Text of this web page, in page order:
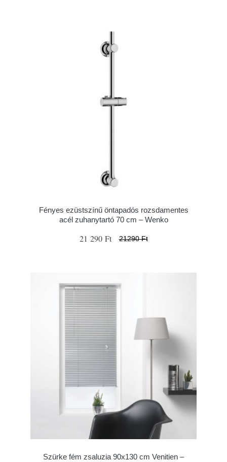
Fényes ezüstszínű öntapadós rozsdamentes
acél zuhanytartó 70 cm – Wenko
21 290 Ft 21290 Ft
Szürke fém zsaluzia 90x130 cm Venitien –